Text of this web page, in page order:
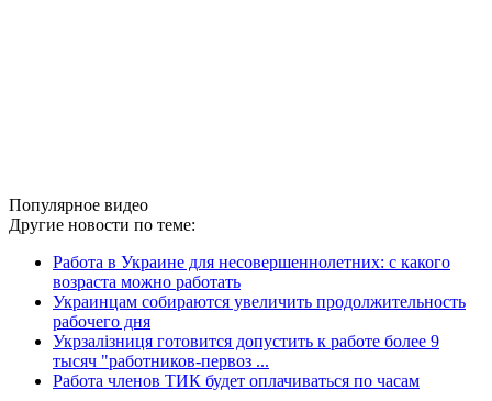
Популярное видео
Другие новости по теме:
Работа в Украине для несовершеннолетних: с какого
возраста можно работать
Украинцам собираются увеличить продолжительность
рабочего дня
Укрзалізниця готовится допустить к работе более 9
тысяч "работников-первоз ...
Работа членов ТИК будет оплачиваться по часам